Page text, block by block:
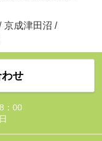
京成津田沼 /
せ
：00